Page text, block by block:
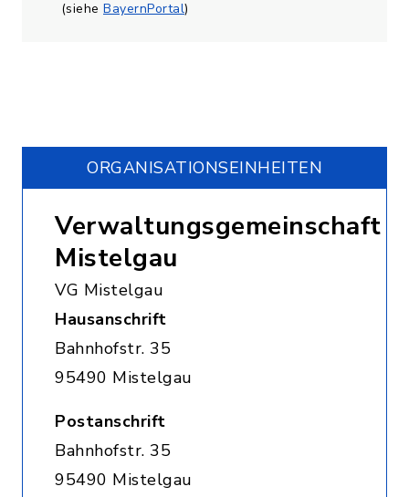
(siehe BayernPortal)
ORGANISATIONS­EINHEITEN
Verwaltungsgemeinschaft
Mistelgau
VG Mistelgau
Hausanschrift
Bahnhofstr. 35
95490 Mistelgau
Postanschrift
Bahnhofstr. 35
95490 Mistelgau